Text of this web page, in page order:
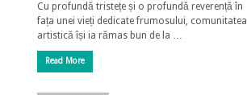
Cu profundă tristețe și o profundă reverență în
fața unei vieți dedicate frumosului, comunitatea
artistică își ia rămas bun de la …
Read More